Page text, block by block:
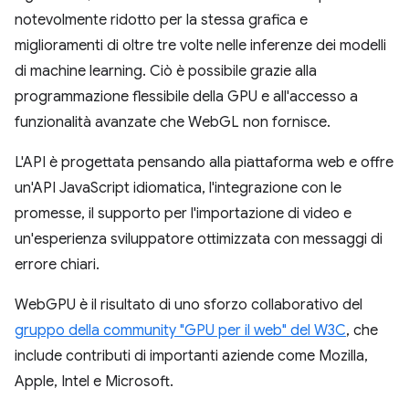
notevolmente ridotto per la stessa grafica e
miglioramenti di oltre tre volte nelle inferenze dei modelli
di machine learning. Ciò è possibile grazie alla
programmazione flessibile della GPU e all'accesso a
funzionalità avanzate che WebGL non fornisce.
L'API è progettata pensando alla piattaforma web e offre
un'API JavaScript idiomatica, l'integrazione con le
promesse, il supporto per l'importazione di video e
un'esperienza sviluppatore ottimizzata con messaggi di
errore chiari.
WebGPU è il risultato di uno sforzo collaborativo del
gruppo della community "GPU per il web" del W3C, che
include contributi di importanti aziende come Mozilla,
Apple, Intel e Microsoft.